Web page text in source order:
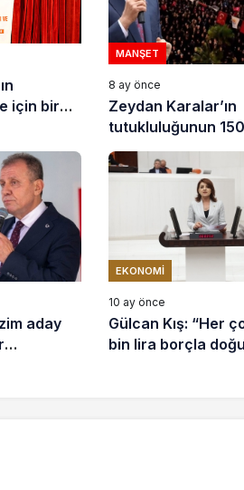
için bir
MANŞET
8 ay önce
Zeydan Karalar’ın
tutukluluğunun
gününde
sokaktaydı
aday
EKONOMI
10 ay önce
Gülcan Kış: “Her
bin lira borçla